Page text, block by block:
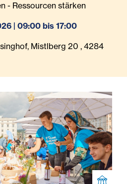
- Ressourcen stärken
| 09:00 bis 17:00
Mistlberg 20 , 4284